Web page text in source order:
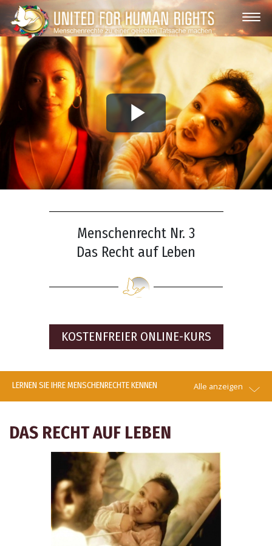
Play
Video
Menschenrecht Nr. 3
Das Recht auf Leben
KOSTENFREIER ONLINE-KURS
LERNEN SIE IHRE MENSCHENRECHTE KENNEN Alle anzeigen
DAS RECHT AUF LEBEN